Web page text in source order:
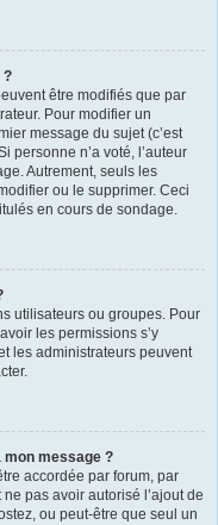
?
être modifiés que par
Pour modifier un
message du sujet (c’est
personne n’a voté, l’auteur
Autrement, seuls les
ou le supprimer. Ceci
en cours de sondage.
utilisateurs ou groupes. Pour
les permissions s’y
les administrateurs peuvent
mon message ?
accordée par forum, par
pas avoir autorisé l’ajout de
ou peut-être que seul un